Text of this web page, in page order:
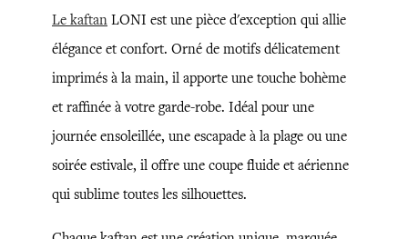
Le kaftan LONI est une pièce d'exception qui allie
élégance et confort. Orné de motifs délicatement
imprimés à la main, il apporte une touche bohème
et raffinée à votre garde-robe. Idéal pour une
journée ensoleillée, une escapade à la plage ou une
soirée estivale, il offre une coupe fluide et aérienne
qui sublime toutes les silhouettes.